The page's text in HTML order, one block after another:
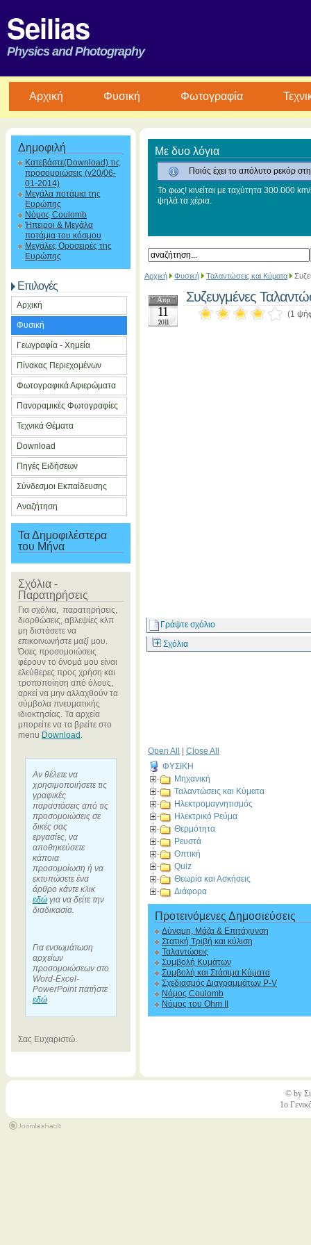
Seilias
Physics and Photography
Aρχική Φυσική Φωτογραφία
Δημοφιλή
Κατεβάστε(Download) τις
προσομοιώσεις (v20/06-
01-2014)
Μεγάλα ποτάμια της
Ευρώπης
Νόμος Coulomb
Ήπειροι & Μεγάλα
ποτάμια του κόσμου
Μεγάλες Οροσειρές της
Ευρώπης
Επιλογές
Αρχική
Φυσική
Γεωγραφία - Χημεία
Πίνακας Περιεχομένων
Φωτογραφικά Αφιερώματα
Πανοραμικές Φωτογραφίες
Τεχνικά Θέματα
Download
Πηγές Ειδήσεων
Σύνδεσμοι Εκπαίδευσης
Αναζήτηση
Τα Δημοφιλέστερα
του Μήνα
Σχόλια -
Παρατηρήσεις
Για σχόλια, παρατηρήσεις,
διορθώσεις, αβλεψίες κλπ
μη διστάσετε να
επικοινωνήστε μαζί μου.
Όσες προσομοιώσεις
φέρουν το όνομά μου είναι
ελεύθερες προς χρήση και
τροποποίηση από όλους,
αρκεί να μην αλλαχθούν τα
σύμβολα πνευματικής
ιδιοκτησίας. Τα αρχεία
μπορείτε να τα βρείτε στο
menu Download .
Αν θέλετε να
χρησιμοποιήσετε τις
γραφικές
παραστάσεις από τις
προσομοιώσεις σε
δικές σας
εργασίες, να
αποθηκεύσετε
κάποια
προσομοίωση ή να
εκτυπώσετε ένα
άρθρο κάντε κλικ
εδώ για να δείτε την
διαδικασία.
Για ενσωμάτωση
αρχείων
προσομοιώσεων στο
Word-Excel-
PowerPoint πατήστε
εδώ
Σας Ευχαριστώ.
Με δυο λόγια
Ποιός έχει το απόλυτο ρεκόρ
Το φως! κινείται με ταχύτητα 300.000
ψηλά τα χέρια.
Αρχική Φυσική Ταλαντώσεις και Κύματα
Απρ
11
2011
Συζευγμένες
(1
Γράψτε σχόλιο
Σχόλια
Open All
Close All
ΦΥΣΙΚΗ
Μηχανική
Ταλαντώσεις και Κύματα
Ηλεκτρομαγνητισμός
Ηλεκτρικό Ρεύμα
Θερμότητα
Ρευστά
Οπτική
Quiz
Θεωρία και Ασκήσεις
Διάφορα
Προτεινόμενες Δημοσιεύσεις
Δύναμη, Μάζα & Επιτάχυνση
Στατική Τριβή και κύλιση
Ταλαντώσεις
Συμβολή Κυμάτων
Συμβολή και Στάσιμα Κύματα
Σχεδιασμός Διαγραμμάτων P-V
Νόμος Coulomb
Νόμος του Ohm II
© by
1ο